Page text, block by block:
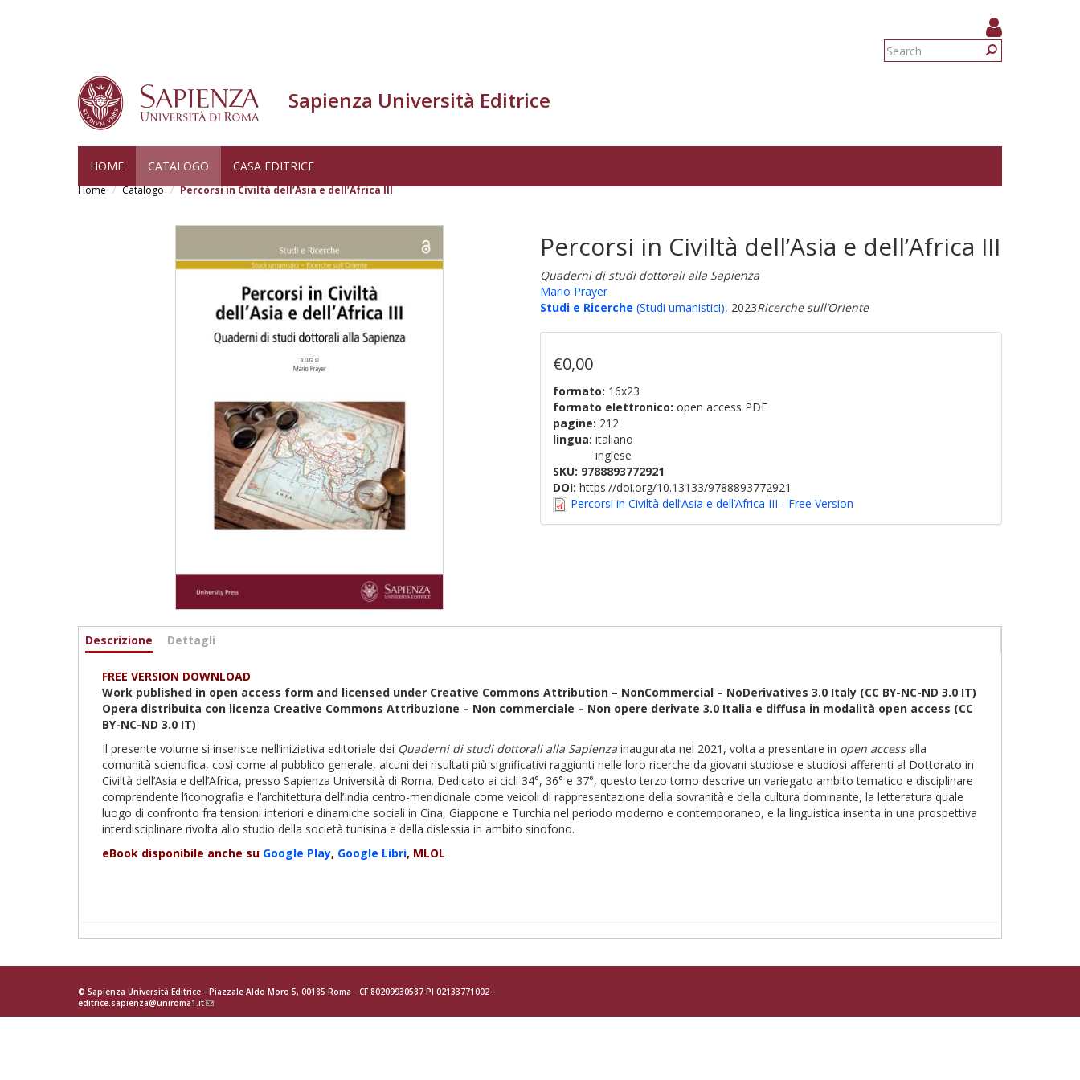
Search
Sapienza Università Editrice
HOME CATALOGO CASA EDITRICE
Home Catalogo Percorsi in Civiltà dell’Asia e dell’Africa III
Percorsi in Civiltà dell’Asia e dell’Africa III
Quaderni di studi dottorali alla Sapienza
Mario Prayer
Studi e Ricerche (Studi umanistici), 2023Ricerche sull’Oriente
€0,00
formato: 16x23
formato elettronico: open access PDF
pagine: 212
lingua: italiano
inglese
SKU: 9788893772921
DOI: https://doi.org/10.13133/9788893772921
Percorsi in Civiltà dell’Asia e dell’Africa III - Free Version
Informazioni
Descrizione (active
Dettagli
FREE VERSION DOWNLOAD
Work published in open access form and licensed under Creative Commons Attribution – NonCommercial – NoDerivatives 3.0 Italy (CC BY-NC-ND 3.0 IT)
Opera distribuita con licenza Creative Commons Attribuzione – Non commerciale – Non opere derivate 3.0 Italia e diffusa in modalità open access (CC
BY-NC-ND 3.0 IT)
Il presente volume si inserisce nell’iniziativa editoriale dei Quaderni di studi dottorali alla Sapienza inaugurata nel 2021, volta a presentare in open accessalla
comunità scientifica, così come al pubblico generale, alcuni dei risultati più significativi raggiunti nelle loro ricerche da giovani studiose e studiosi afferenti al Dottorato in
Civiltà dell’Asia e dell’Africa, presso Sapienza Università di Roma. Dedicato ai cicli 34°, 36° e 37°, questo terzo tomo descrive un variegato ambito tematico e disciplinare
comprendente l’iconografia e l’architettura dell’India centro-meridionale come veicoli di rappresentazione della sovranità e della cultura dominante, la letteratura quale
luogo di confronto fra tensioni interiori e dinamiche sociali in Cina, Giappone e Turchia nel periodo moderno e contemporaneo, e la linguistica inserita in una prospettiva
interdisciplinare rivolta allo studio della società tunisina e della dislessia in ambito sinofono.
eBook disponibile anche su Google Play, Google Libri, MLOL
© Sapienza Università Editrice - Piazzale Aldo Moro 5, 00185 Roma - CF 80209930587 PI 02133771002 -
editrice.sapienza@uniroma1.it(link
sends